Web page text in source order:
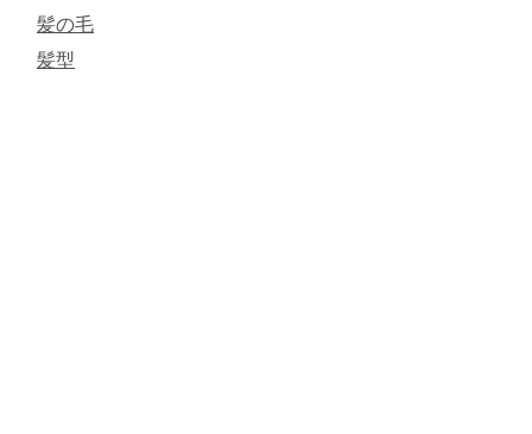
髪の毛
髪型